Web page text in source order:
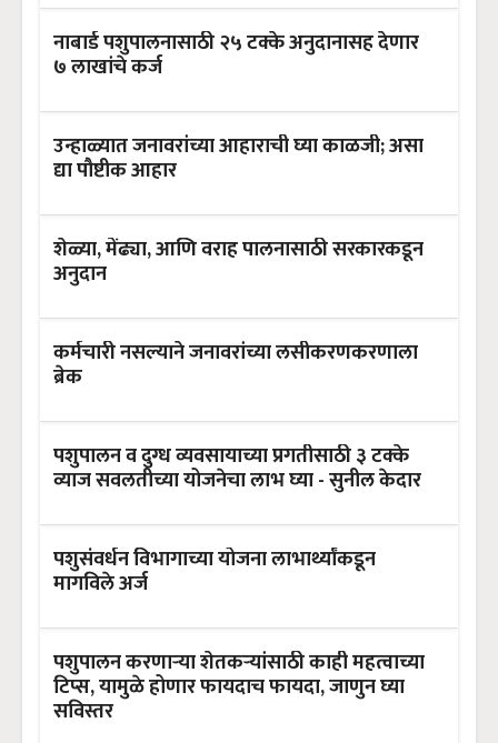
नाबार्ड पशुपालनासाठी २५ टक्के अनुदानासह देणार
७ लाखांचे कर्ज
उन्हाळ्यात जनावरांच्या आहाराची घ्या काळजी; असा
द्या पौष्टीक आहार
शेळ्या, मेंढ्या, आणि वराह पालनासाठी सरकारकडून
अनुदान
कर्मचारी नसल्याने जनावरांच्या लसीकरणकरणाला
ब्रेक
पशुपालन व दुग्ध व्यवसायाच्या प्रगतीसाठी ३ टक्के
व्याज सवलतीच्या योजनेचा लाभ घ्या - सुनील केदार
पशुसंवर्धन विभागाच्या योजना लाभार्थ्यांकडून
मागविले अर्ज
पशुपालन करणाऱ्या शेतकऱ्यांसाठी काही महत्वाच्या
टिप्स, यामुळे होणार फायदाच फायदा, जाणुन घ्या
सविस्तर